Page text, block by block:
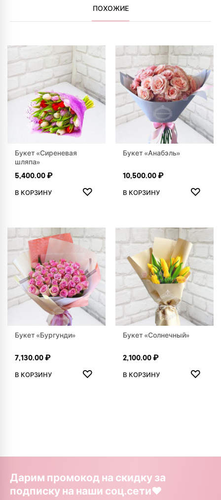
ПОХОЖИЕ
Букет «Сиреневая
шляпа»
5,400.00₽
В КОРЗИНУ ♡
ДОБАВИТЬ В ИЗБРАННОЕ
Букет «Анабэль»
10,500.00₽
В КОРЗИНУ ♡
Букет «Бургунди»
7,130.00₽
В КОРЗИНУ ♡
ДОБАВИТЬ В ИЗБРАННОЕ
Букет «Солнечный»
2,100.00₽
В КОРЗИНУ ♡
Дарим промокод на скидку за
подписку на наши соц.сети❤️